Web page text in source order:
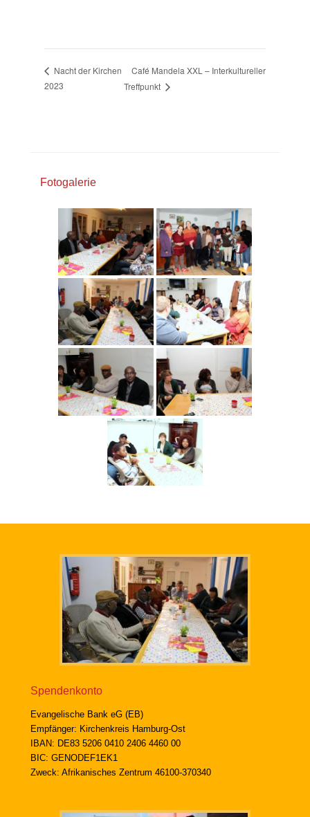
Nacht der Kirchen
2023
Café Mandela XXL – Interkultureller
Treffpunkt
Fotogalerie
Spendenkonto
Evangelische Bank eG (EB)
Empfänger: Kirchenkreis Hamburg-Ost
IBAN: DE83 5206 0410 2406 4460 00
BIC: GENODEF1EK1
Zweck: Afrikanisches Zentrum 46100-370340